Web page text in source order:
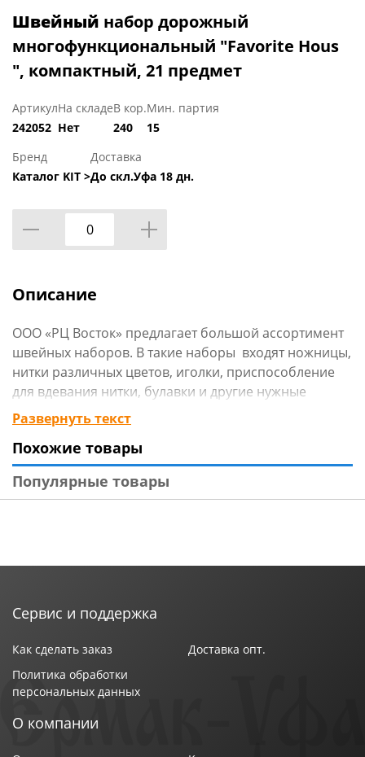
Швейный набор дорожный
многофункциональный "Favorite Hous
", компактный, 21 предмет
Артикул
242052
На складе
Нет
В кор.
240
Мин. партия
15
Бренд
Каталог KIT >
Доставка
До скл.Уфа 18 дн.
Описание
ООО «РЦ Восток» предлагает большой ассортимент
швейных наборов. В такие наборы входят ножницы,
нитки различных цветов, иголки, приспособление
для вдевания нитки, булавки и другие нужные
рукодельницам вещички. Все предметы упакованы в
удобную коробочку. Упаковка бывает квадратной
формы, полукруглой и т.д. Прекрасным подарком
для сотрудников, которые часто уезжают в
командировки будет швейный набор. Такой набор
Развернуть текст
Похожие товары
Популярные товары
Сервис и поддержка
Как сделать заказ
Политика обработки
персональных данных
Доставка опт.
О компании